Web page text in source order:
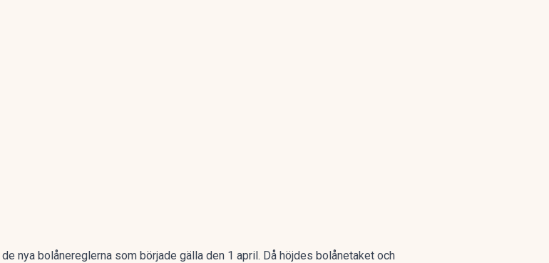
de nya bolånereglerna som började gälla den 1 april. Då höjdes bolånetaket och